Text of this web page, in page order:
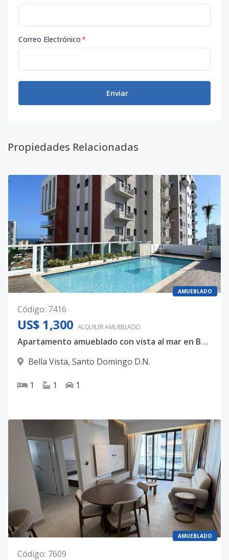
Correo Electrónico*
Enviar
Propiedades Relacionadas
AMUEBLADO
Código: 7416
US$ 1,300 ALQUILERAMUEBLADO
Apartamento amueblado con vista al mar en Bella Vista
Bella Vista, Santo Domingo D.N.
1 1 1
AMUEBLADO
Código: 7609